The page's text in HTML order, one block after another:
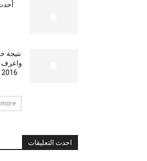
واعرف
2016 لكل المحافظات – موجز مصر
احدث التعليقات